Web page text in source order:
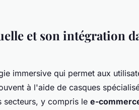
et son intégration
immersive qui permet aux
à l'aide de casques
secteurs, y compris le e-